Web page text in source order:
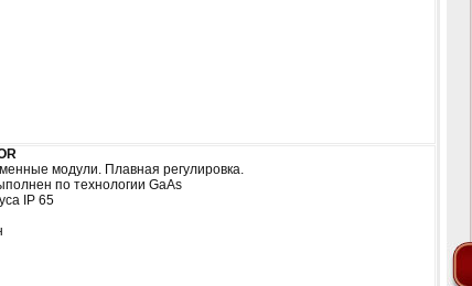
модули. Плавная регулировка.
по технологии GaAs
IP 65